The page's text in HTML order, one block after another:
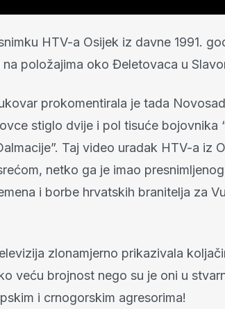
HTV-a Osijek iz davne 1991.
položajima oko Đeletovaca u
prokomentirala je tada
stiglo dvije i pol tisuće bojovnika
Taj video uradak HTV-a iz
netko ga je imao
i borbe hrvatskih branitelja za
zlonamjerno prikazivala
veću brojnost nego su je oni u
i crnogorskim agresorima!